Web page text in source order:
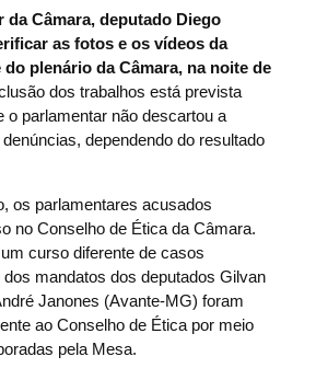
da Câmara, deputado Diego
as fotos e os vídeos da
plenário da Câmara, na noite de
dos trabalhos está prevista
o parlamentar não descartou a
dependendo do resultado
os parlamentares acusados
no Conselho de Ética da Câmara.
curso diferente de casos
mandatos dos deputados Gilvan
Janones (Avante-MG) foram
ao Conselho de Ética por meio
pela Mesa.